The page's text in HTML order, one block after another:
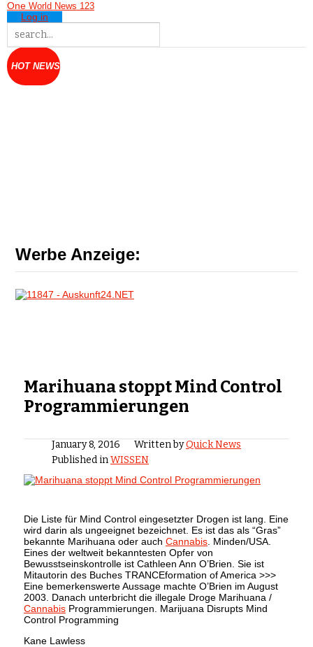
One World News 123
Log in
HOT NEWS
Werbe Anzeige:
Marihuana stoppt Mind Control
Programmierungen
January 8, 2016 Written byQuick News
Published inWISSEN
Die Liste für Mind Control eingesetzter Drogen ist lang. Eine
wird darin als ungeeignet bezeichnet. Es ist das als “Gras”
bekannte Marihuana oder auch Cannabis . Minden/USA.
Eines der weltweit bekanntesten Opfer von
Bewusstseinskontrolle ist Cathleen Ann O’Brien. Sie ist
Mitautorin des Buches TRANCEformation of America >>>
Eine bemerkenswerte Aussage machte O’Brien im August
2003. Danach unterbricht die illegale Droge Marihuana /
Cannabis Programmierungen. Marijuana Disrupts Mind
Control Programming
Kane Lawless